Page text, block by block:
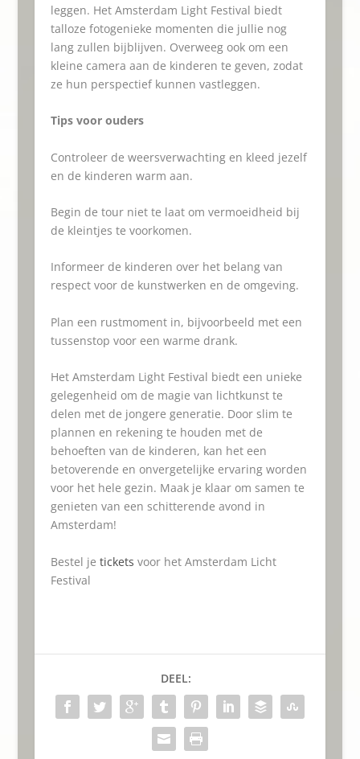
leggen. Het Amsterdam Light Festival biedt
talloze fotogenieke momenten die jullie nog
lang zullen bijblijven. Overweeg ook om een
kleine camera aan de kinderen te geven, zodat
ze hun perspectief kunnen vastleggen.
Tips voor ouders
Controleer de weersverwachting en kleed jezelf
en de kinderen warm aan.
Begin de tour niet te laat om vermoeidheid bij
de kleintjes te voorkomen.
Informeer de kinderen over het belang van
respect voor de kunstwerken en de omgeving.
Plan een rustmoment in, bijvoorbeeld met een
tussenstop voor een warme drank.
Het Amsterdam Light Festival biedt een unieke
gelegenheid om de magie van lichtkunst te
delen met de jongere generatie. Door slim te
plannen en rekening te houden met de
behoeften van de kinderen, kan het een
betoverende en onvergetelijke ervaring worden
voor het hele gezin. Maak je klaar om samen te
genieten van een schitterende avond in
Amsterdam!
Bestel je tickets voor het Amsterdam Licht
Festival
DEEL: